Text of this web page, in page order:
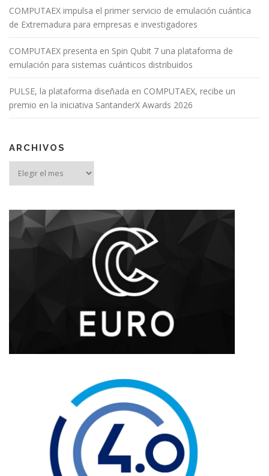
COMPUTAEX impulsa el primer servicio de emulación cuántica
de Extremadura para empresas e investigadores
COMPUTAEX presenta en Spin Qubit 7 una plataforma de
emulación para sistemas cuánticos distribuidos
PULSE, la plataforma diseñada en COMPUTAEX, recibe un
premio en la iniciativa SantanderX Awards 2026
ARCHIVOS